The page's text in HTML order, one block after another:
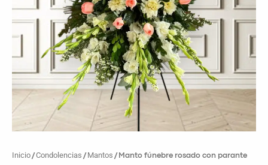
Inicio /Condolencias / Mantos / Manto fúnebre rosado con parante